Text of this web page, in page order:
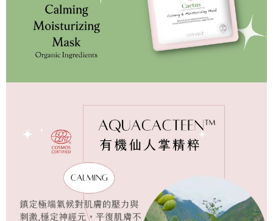
Ketiga, Syarat Perkhidmatan
Perkhidmatan AFTEE Beli Sekarang Bayar Kemudian disediakan oleh NP
Taiwan, Inc. dan AFTEE akan membuat bil kepada pengguna. AFTEE
akan menggunakan data peribadi yang dikumpul (termasuk nama
pembeli, no. telefon, nama penerima, no. telefon, alamat penerima) untuk
Data Peribadi, Pemprosesan, Penggunaan"
kelulusan boleh sehingga NT$10,000. Jika pengguna tidak membuat
pembayaran dalam tempoh tersebut, yuran pembayaran lewat sebanyak
20% setahun akan dikenakan. Pengguna bawah umur dikehendaki
untuk menggunakan AFTEE.
Sila hubungi NP Taiwan Inc. di cs_tw@netprotections.co.jp
mempunyai sebarang kebimbangan mengenai pemprosesan dan
penggunaan pada data peribadi. Jika anda tidak bersetuju dengan data